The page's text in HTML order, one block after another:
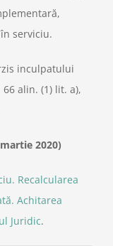
serviciu.
inculpatului
alin. (1) lit. a),
2020)
Recalcularea
Achitarea
Juridic.